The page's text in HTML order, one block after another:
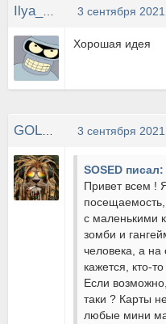
3 сентября 2021
Хорошая идея
3 сентября 2021
SOSED писал:
Привет всем !
с маленькими
зомби и
человека, а
кажется, кто-
Если
таки ? Карты
любые мини